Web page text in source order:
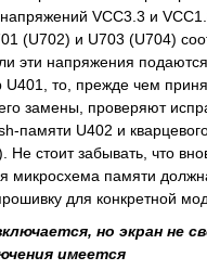
VCC3.3 и
(U702) и U703 (U704)
эти напряжения
U401, то, прежде чем
замены, проверяют
памяти U402 и
Не стоит забывать, что
микросхема памяти
для конкретной
но экран не
имеется